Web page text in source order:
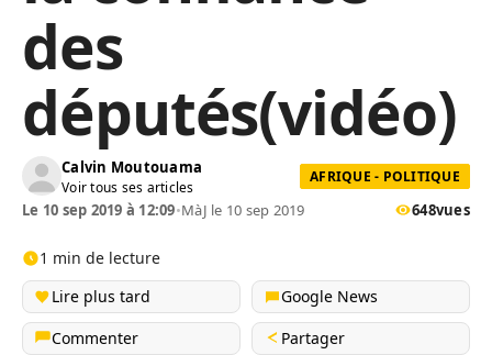
des
députés(vidéo)
Calvin Moutouama
Voir tous ses articles
AFRIQUE - POLITIQUE
Le 10 sep 2019 à 12:09•MàJ le 10 sep 2019 648vues
1 min de lecture
Lire plus tard
Google News
Commenter
Partager